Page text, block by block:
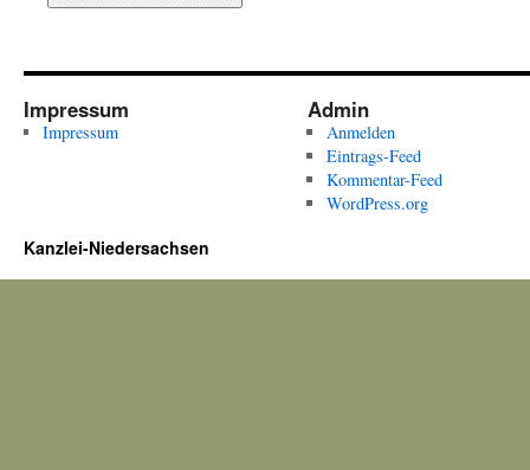
Impressum
Impressum
Admin
Anmelden
Eintrags-Feed
Kommentar-Feed
WordPress.org
Kanzlei-Niedersachsen